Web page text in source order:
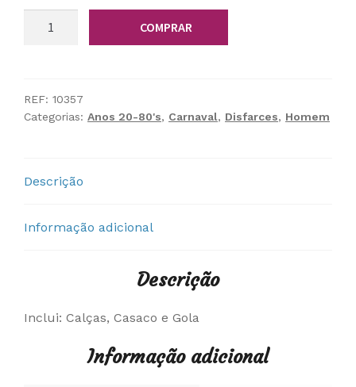
Anos
60
COMPRAR
REF: 10357
Categorias: Anos 20-80's, Carnaval, Disfarces, Homem
Descrição
Informação adicional
Descrição
Inclui: Calças, Casaco e Gola
Informação adicional